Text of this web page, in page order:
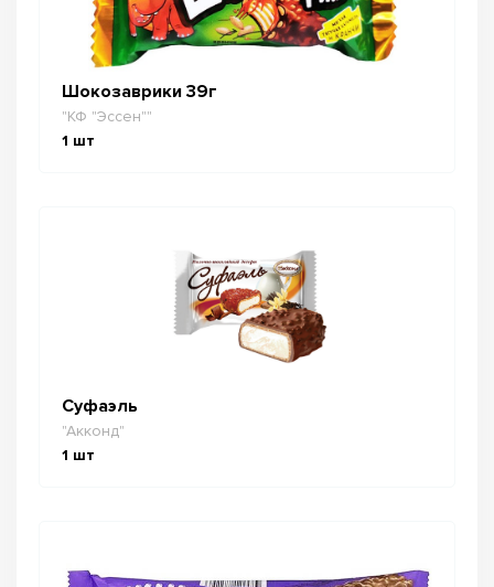
Шокозаврики 39г
"КФ "Эссен""
1 шт
Суфаэль
"Акконд"
1 шт